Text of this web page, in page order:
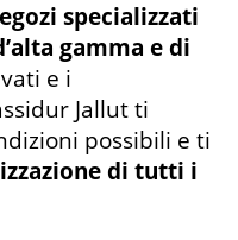
specializzati
gamma e di
e i
Jallut ti
possibili e ti
di tutti i